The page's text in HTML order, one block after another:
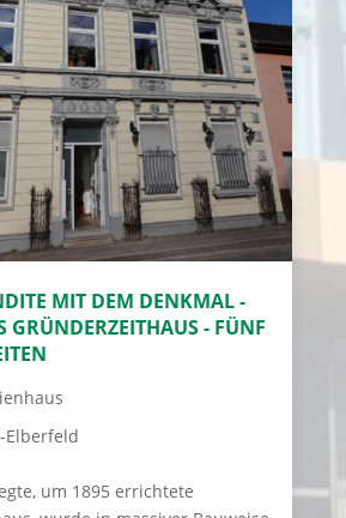
MIT DEM DENKMAL -
GRÜNDERZEITHAUS - FÜNF
um 1895 errichtete